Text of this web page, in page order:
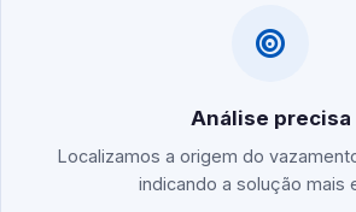
Análise precisa
Localizamos a origem do
indicando a solução mais